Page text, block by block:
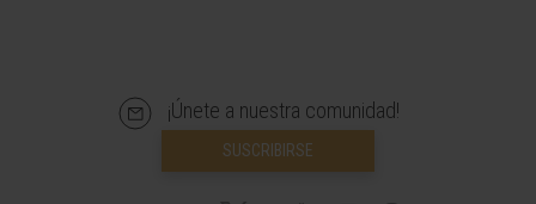
¡Únete a nuestra comunidad!
SUSCRIBIRSE